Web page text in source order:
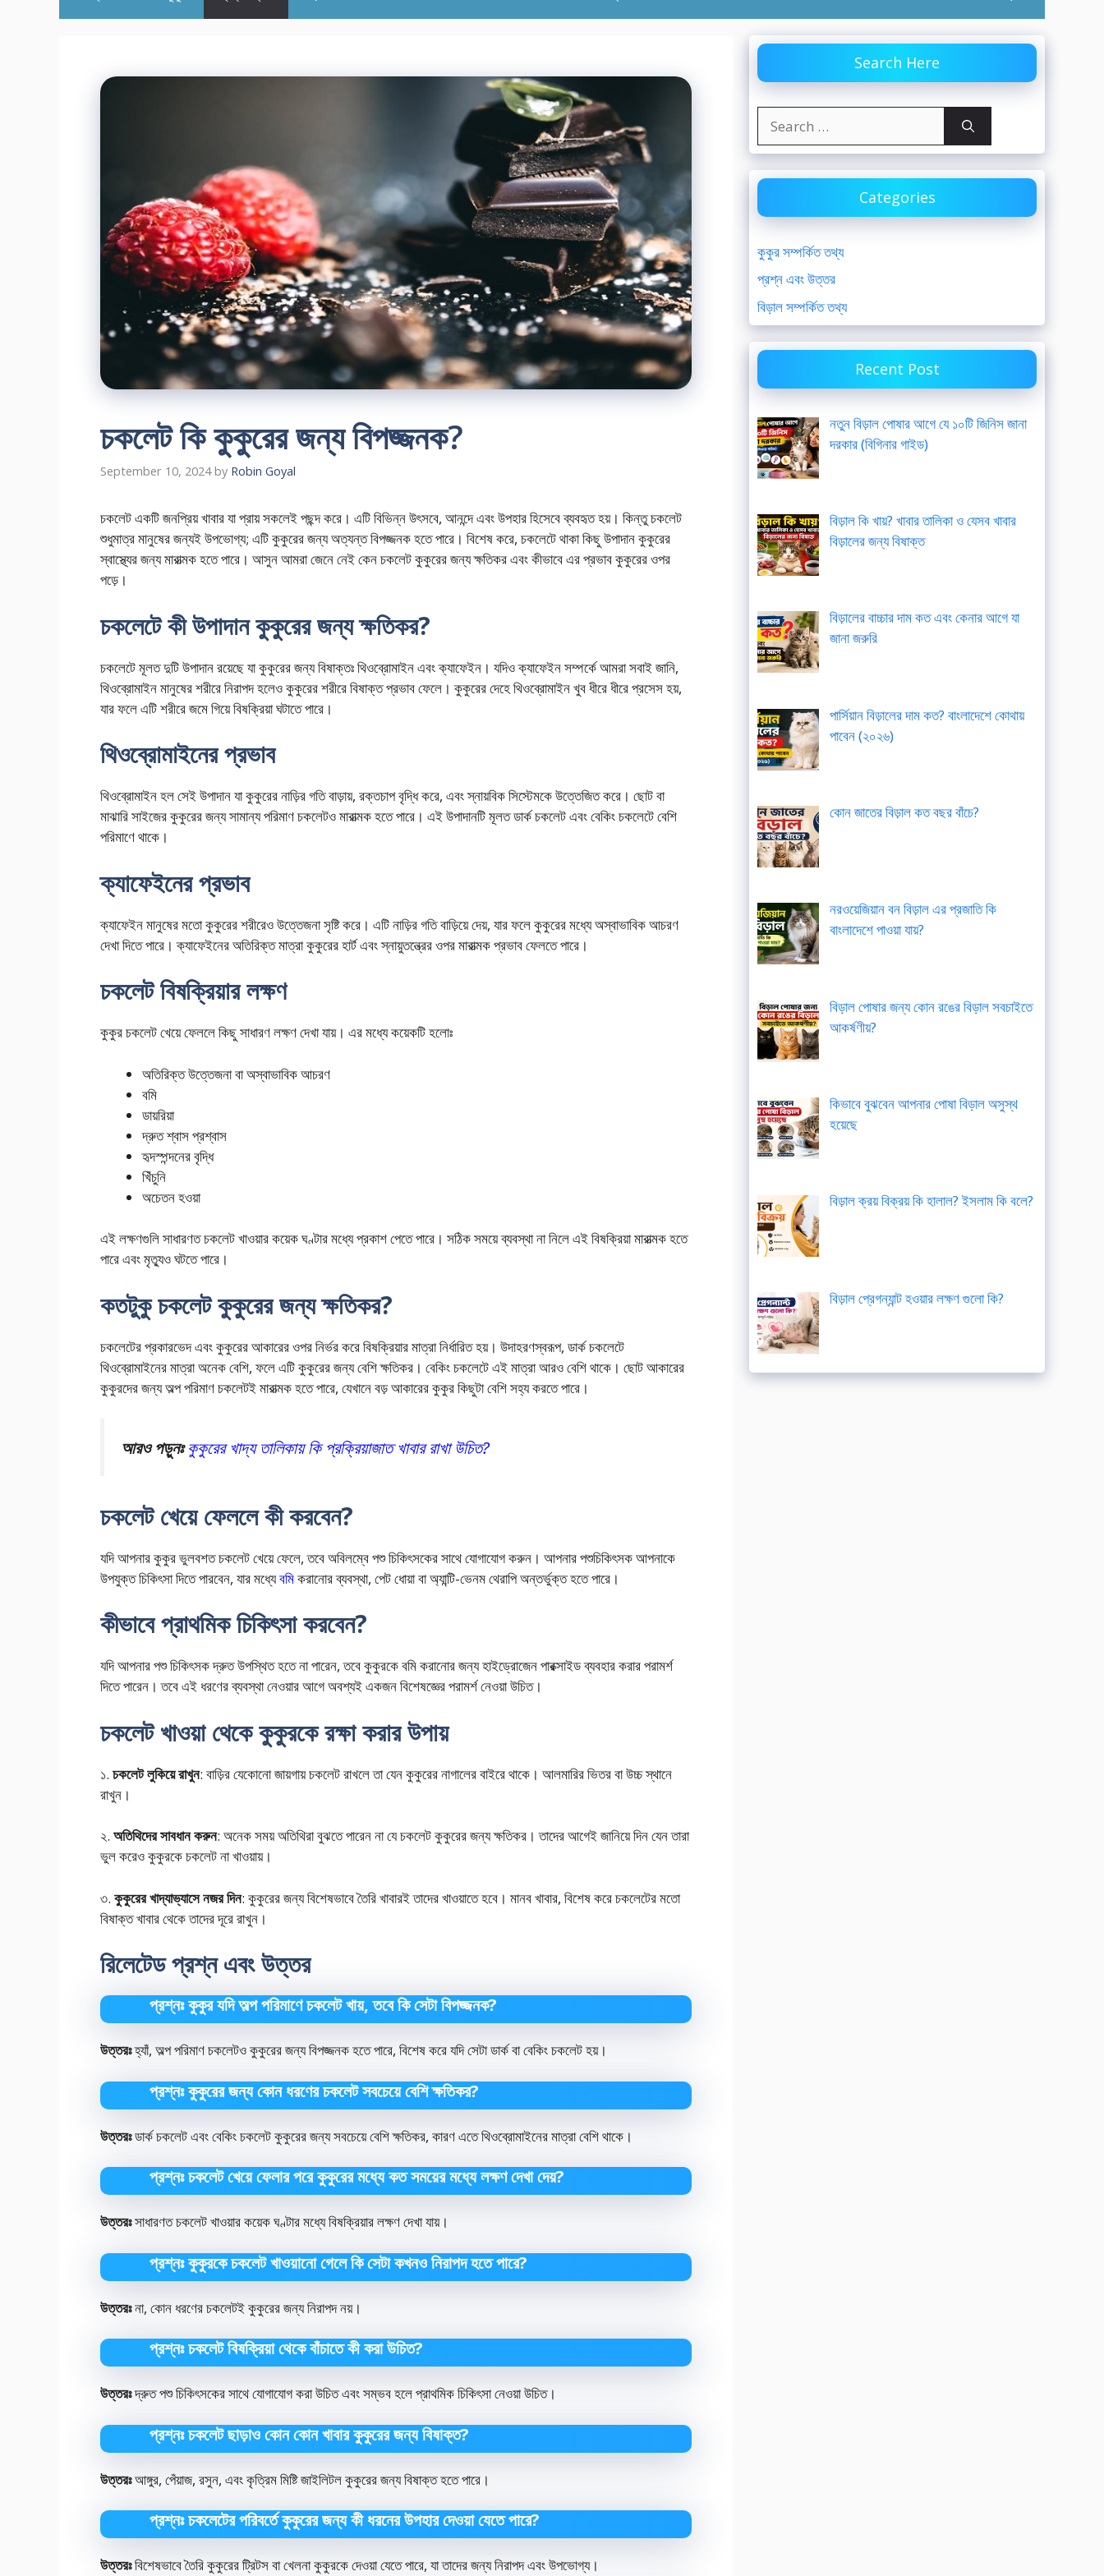
চকলেট কি কুকুরের জন্য বিপজ্জনক?
September 10, 2024 by Robin Goyal
চকলেট একটি জনপ্রিয় খাবার যা প্রায় সকলেই পছন্দ করে। এটি বিভিন্ন উৎসবে, আনন্দে এবং উপহার হিসেবে ব্যবহৃত হয়। কিন্তু চকলেট
শুধুমাত্র মানুষের জন্যই উপভোগ্য; এটি কুকুরের জন্য অত্যন্ত বিপজ্জনক হতে পারে। বিশেষ করে, চকলেটে থাকা কিছু উপাদান কুকুরের
স্বাস্থ্যের জন্য মারাত্মক হতে পারে। আসুন আমরা জেনে নেই কেন চকলেট কুকুরের জন্য ক্ষতিকর এবং কীভাবে এর প্রভাব কুকুরের ওপর
পড়ে।
চকলেটে কী উপাদান কুকুরের জন্য ক্ষতিকর?
চকলেটে মূলত দুটি উপাদান রয়েছে যা কুকুরের জন্য বিষাক্তঃ থিওব্রোমাইন এবং ক্যাফেইন। যদিও ক্যাফেইন সম্পর্কে আমরা সবাই জানি,
থিওব্রোমাইন মানুষের শরীরে নিরাপদ হলেও কুকুরের শরীরে বিষাক্ত প্রভাব ফেলে। কুকুরের দেহে থিওব্রোমাইন খুব ধীরে ধীরে প্রসেস হয়,
যার ফলে এটি শরীরে জমে গিয়ে বিষক্রিয়া ঘটাতে পারে।
থিওব্রোমাইনের প্রভাব
থিওব্রোমাইন হল সেই উপাদান যা কুকুরের নাড়ির গতি বাড়ায়, রক্তচাপ বৃদ্ধি করে, এবং স্নায়বিক সিস্টেমকে উত্তেজিত করে। ছোট বা
মাঝারি সাইজের কুকুরের জন্য সামান্য পরিমাণ চকলেটও মারাত্মক হতে পারে। এই উপাদানটি মূলত ডার্ক চকলেট এবং বেকিং চকলেটে বেশি
পরিমাণে থাকে।
ক্যাফেইনের প্রভাব
ক্যাফেইন মানুষের মতো কুকুরের শরীরেও উত্তেজনা সৃষ্টি করে। এটি নাড়ির গতি বাড়িয়ে দেয়, যার ফলে কুকুরের মধ্যে অস্বাভাবিক আচরণ
দেখা দিতে পারে। ক্যাফেইনের অতিরিক্ত মাত্রা কুকুরের হার্ট এবং স্নায়ুতন্ত্রের ওপর মারাত্মক প্রভাব ফেলতে পারে।
চকলেট বিষক্রিয়ার লক্ষণ
কুকুর চকলেট খেয়ে ফেললে কিছু সাধারণ লক্ষণ দেখা যায়। এর মধ্যে কয়েকটি হলোঃ
অতিরিক্ত উত্তেজনা বা অস্বাভাবিক আচরণ
বমি
ডায়রিয়া
দ্রুত শ্বাস প্রশ্বাস
হৃদস্পন্দনের বৃদ্ধি
খিঁচুনি
অচেতন হওয়া
এই লক্ষণগুলি সাধারণত চকলেট খাওয়ার কয়েক ঘণ্টার মধ্যে প্রকাশ পেতে পারে। সঠিক সময়ে ব্যবস্থা না নিলে এই বিষক্রিয়া মারাত্মক হতে
পারে এবং মৃত্যুও ঘটতে পারে।
কতটুকু চকলেট কুকুরের জন্য ক্ষতিকর?
চকলেটের প্রকারভেদ এবং কুকুরের আকারের ওপর নির্ভর করে বিষক্রিয়ার মাত্রা নির্ধারিত হয়। উদাহরণস্বরূপ, ডার্ক চকলেটে
থিওব্রোমাইনের মাত্রা অনেক বেশি, ফলে এটি কুকুরের জন্য বেশি ক্ষতিকর। বেকিং চকলেটে এই মাত্রা আরও বেশি থাকে। ছোট আকারের
কুকুরদের জন্য অল্প পরিমাণ চকলেটই মারাত্মক হতে পারে, যেখানে বড় আকারের কুকুর কিছুটা বেশি সহ্য করতে পারে।
আরও পড়ুনঃ কুকুরের খাদ্য তালিকায় কি প্রক্রিয়াজাত খাবার রাখা উচিত?
চকলেট খেয়ে ফেললে কী করবেন?
যদি আপনার কুকুর ভুলবশত চকলেট খেয়ে ফেলে, তবে অবিলম্বে পশু চিকিৎসকের সাথে যোগাযোগ করুন। আপনার পশুচিকিৎসক আপনাকে
উপযুক্ত চিকিৎসা দিতে পারবেন, যার মধ্যেবমিকরানোর ব্যবস্থা, পেট ধোয়া বা অ্যান্টি-ভেনম থেরাপি অন্তর্ভুক্ত হতে পারে।
কীভাবে প্রাথমিক চিকিৎসা করবেন?
যদি আপনার পশু চিকিৎসক দ্রুত উপস্থিত হতে না পারেন, তবে কুকুরকে বমি করানোর জন্য হাইড্রোজেন পারক্সাইড ব্যবহার করার পরামর্শ
দিতে পারেন। তবে এই ধরণের ব্যবস্থা নেওয়ার আগে অবশ্যই একজন বিশেষজ্ঞের পরামর্শ নেওয়া উচিত।
চকলেট খাওয়া থেকে কুকুরকে রক্ষা করার উপায়
১. চকলেট লুকিয়ে রাখুন: বাড়ির যেকোনো জায়গায় চকলেট রাখলে তা যেন কুকুরের নাগালের বাইরে থাকে। আলমারির ভিতর বা উচ্চ স্থানে
রাখুন।
২. অতিথিদের সাবধান করুন: অনেক সময় অতিথিরা বুঝতে পারেন না যে চকলেট কুকুরের জন্য ক্ষতিকর। তাদের আগেই জানিয়ে দিন যেন তারা
ভুল করেও কুকুরকে চকলেট না খাওয়ায়।
৩. কুকুরের খাদ্যাভ্যাসে নজর দিন: কুকুরের জন্য বিশেষভাবে তৈরি খাবারই তাদের খাওয়াতে হবে। মানব খাবার, বিশেষ করে চকলেটের মতো
বিষাক্ত খাবার থেকে তাদের দূরে রাখুন।
রিলেটেড প্রশ্ন এবং উত্তর
প্রশ্নঃ কুকুর যদি অল্প পরিমাণে চকলেট খায়, তবে কি সেটা বিপজ্জনক?
উত্তরঃহ্যাঁ, অল্প পরিমাণ চকলেটও কুকুরের জন্য বিপজ্জনক হতে পারে, বিশেষ করে যদি সেটা ডার্ক বা বেকিং চকলেট হয়।
প্রশ্নঃ কুকুরের জন্য কোন ধরণের চকলেট সবচেয়ে বেশি ক্ষতিকর?
উত্তরঃডার্ক চকলেট এবং বেকিং চকলেট কুকুরের জন্য সবচেয়ে বেশি ক্ষতিকর, কারণ এতে থিওব্রোমাইনের মাত্রা বেশি থাকে।
প্রশ্নঃ চকলেট খেয়ে ফেলার পরে কুকুরের মধ্যে কত সময়ের মধ্যে লক্ষণ দেখা দেয়?
উত্তরঃসাধারণত চকলেট খাওয়ার কয়েক ঘণ্টার মধ্যে বিষক্রিয়ার লক্ষণ দেখা যায়।
প্রশ্নঃ কুকুরকে চকলেট খাওয়ানো গেলে কি সেটা কখনও নিরাপদ হতে পারে?
উত্তরঃনা, কোন ধরণের চকলেটই কুকুরের জন্য নিরাপদ নয়।
প্রশ্নঃ চকলেট বিষক্রিয়া থেকে বাঁচাতে কী করা উচিত?
উত্তরঃদ্রুত পশু চিকিৎসকের সাথে যোগাযোগ করা উচিত এবং সম্ভব হলে প্রাথমিক চিকিৎসা নেওয়া উচিত।
প্রশ্নঃ চকলেট ছাড়াও কোন কোন খাবার কুকুরের জন্য বিষাক্ত?
উত্তরঃআঙ্গুর, পেঁয়াজ, রসুন, এবং কৃত্রিম মিষ্টি জাইলিটল কুকুরের জন্য বিষাক্ত হতে পারে।
প্রশ্নঃ চকলেটের পরিবর্তে কুকুরের জন্য কী ধরনের উপহার দেওয়া যেতে পারে?
উত্তরঃবিশেষভাবে তৈরি কুকুরের ট্রিটস বা খেলনা কুকুরকে দেওয়া যেতে পারে, যা তাদের জন্য নিরাপদ এবং উপভোগ্য।
Search Here
for:
Categories
কুকুর সম্পর্কিত তথ্য
প্রশ্ন এবং উত্তর
বিড়াল সম্পর্কিত তথ্য
Recent Post
নতুন বিড়াল পোষার আগে যে ১০টি জিনিস জানা
দরকার (বিগিনার গাইড)
বিড়াল কি খায়? খাবার তালিকা ও যেসব খাবার
বিড়ালের জন্য বিষাক্ত
বিড়ালের বাচ্চার দাম কত এবং কেনার আগে যা
জানা জরুরি
পার্সিয়ান বিড়ালের দাম কত? বাংলাদেশে কোথায়
পাবেন (২০২৬)
কোন জাতের বিড়াল কত বছর বাঁচে?
নরওয়েজিয়ান বন বিড়াল এর প্রজাতি কি
বাংলাদেশে পাওয়া যায়?
বিড়াল পোষার জন্য কোন রঙের বিড়াল সবচাইতে
আকর্ষণীয়?
কিভাবে বুঝবেন আপনার পোষা বিড়াল অসুস্থ
হয়েছে
বিড়াল ক্রয় বিক্রয় কি হালাল? ইসলাম কি বলে?
বিড়াল প্রেগন্যান্ট হওয়ার লক্ষণ গুলো কি?